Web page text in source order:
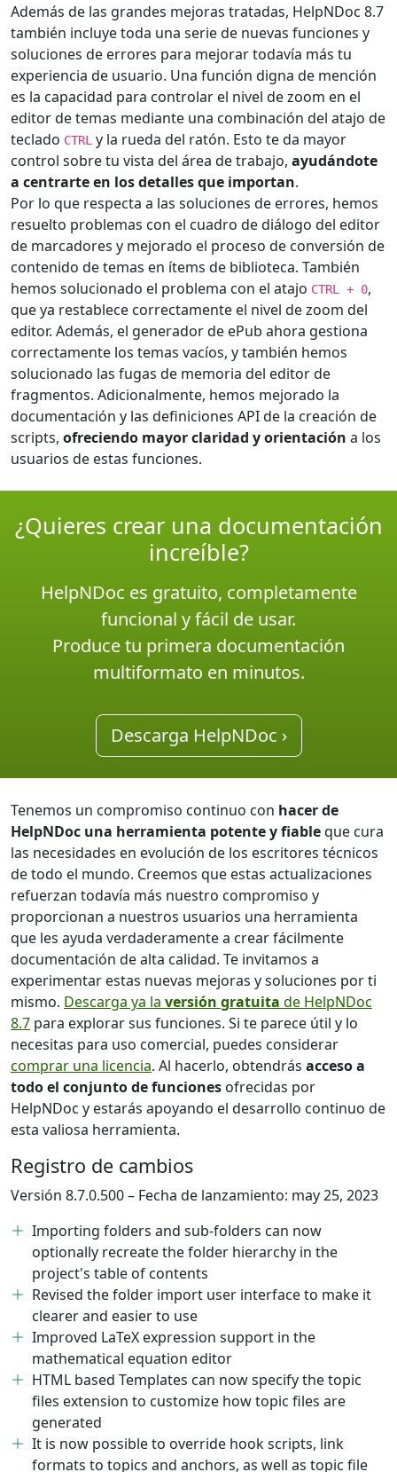
Además de las grandes mejoras tratadas, HelpNDoc 8.7
también incluye toda una serie de nuevas funciones y
soluciones de errores para mejorar todavía más tu
experiencia de usuario. Una función digna de mención
es la capacidad para controlar el nivel de zoom en el
editor de temas mediante una combinación del atajo de
teclado CTRL y la rueda del ratón. Esto te da mayor
control sobre tu vista del área de trabajo, ayudándote
a centrarte en los detalles que importan.
Por lo que respecta a las soluciones de errores, hemos
resuelto problemas con el cuadro de diálogo del editor
de marcadores y mejorado el proceso de conversión de
contenido de temas en ítems de biblioteca. También
hemos solucionado el problema con el atajo CTRL + 0,
que ya restablece correctamente el nivel de zoom del
editor. Además, el generador de ePub ahora gestiona
correctamente los temas vacíos, y también hemos
solucionado las fugas de memoria del editor de
fragmentos. Adicionalmente, hemos mejorado la
documentación y las definiciones API de la creación de
scripts, ofreciendo mayor claridad y orientación a los
usuarios de estas funciones.
¿Quieres crear una documentación
increíble?
HelpNDoc es gratuito, completamente
funcional y fácil de usar.
Produce tu primera documentación
multiformato en minutos.
Descarga HelpNDoc ›
Tenemos un compromiso continuo con hacer de
HelpNDoc una herramienta potente y fiableque cura
las necesidades en evolución de los escritores técnicos
de todo el mundo. Creemos que estas actualizaciones
refuerzan todavía más nuestro compromiso y
proporcionan a nuestros usuarios una herramienta
que les ayuda verdaderamente a crear fácilmente
documentación de alta calidad. Te invitamos a
experimentar estas nuevas mejoras y soluciones por ti
mismo. Descarga ya la versión gratuita de HelpNDoc
8.7 para explorar sus funciones. Si te parece útil y lo
necesitas para uso comercial, puedes considerar
comprar una licencia. Al hacerlo, obtendrás acceso a
todo el conjunto de funciones ofrecidas por
HelpNDoc y estarás apoyando el desarrollo continuo de
esta valiosa herramienta.
Registro de cambios
Versión 8.7.0.500 – Fecha de lanzamiento: may 25, 2023
Importing folders and sub-folders can now
optionally recreate the folder hierarchy in the
project's table of contents
Revised the folder import user interface to make it
clearer and easier to use
Improved LaTeX expression support in the
mathematical equation editor
HTML based Templates can now specify the topic
files extension to customize how topic files are
generated
It is now possible to override hook scripts, link
formats to topics and anchors, as well as topic file